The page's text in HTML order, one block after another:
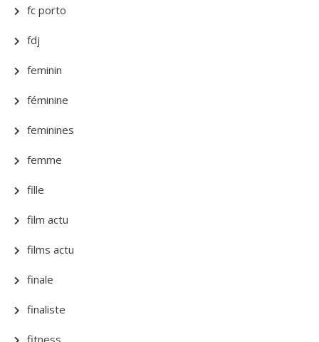
fc porto
fdj
feminin
féminine
feminines
femme
fille
film actu
films actu
finale
finaliste
fitness